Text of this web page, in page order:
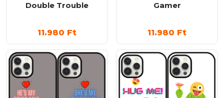
Double Trouble
11.980 Ft
Gamer
11.980 Ft